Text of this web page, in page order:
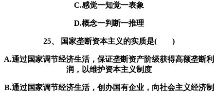
C.感觉一知觉一表象
D.概念一判断一推理
25、 国家垄断资本主义的实质是( )
A.通过国家调节经济生活，保证垄断资产阶级获得高额垄断利
润，以维护资本主义制度
B.通过国家调节经济生活，创办国有企业，向社会主义经济制